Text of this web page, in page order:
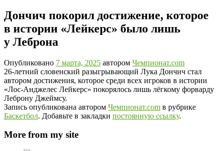
Дончич покорил достижение, которое
в истории «Лейкерс» было лишь
у Леброна
Опубликовано 7 марта, 2025 автором Чемпионат.com
26-летний словенский разыгрывающий Лука Дончич стал
автором достижения, которое среди всех игроков в истории
«Лос-Анджелес Лейкерс» покорялось лишь лёгкому форварду
Леброну Джеймсу.
Запись опубликована автором Чемпионат.com в рубрике
Баскетбол. Добавьте в закладки постоянную ссылку.
More from my site